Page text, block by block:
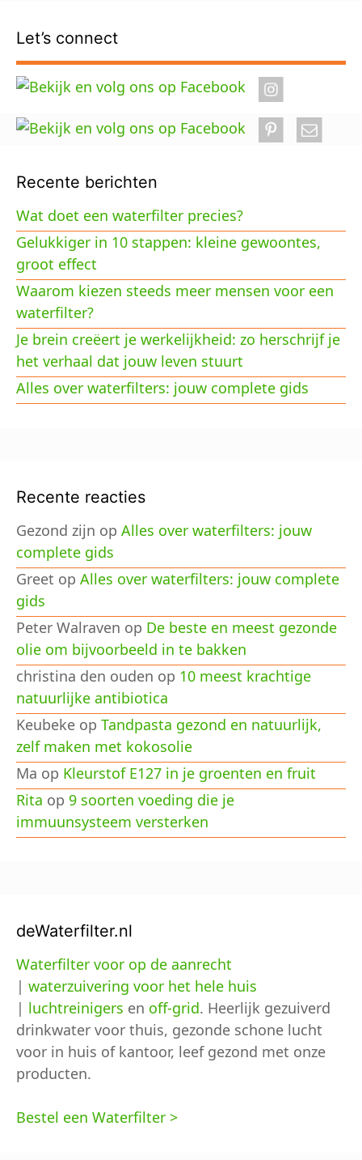
Let’s connect
Recente berichten
Wat doet een waterfilter precies?
Gelukkiger in 10 stappen: kleine gewoontes,
groot effect
Waarom kiezen steeds meer mensen voor een
waterfilter?
Je brein creëert je werkelijkheid: zo herschrijf je
het verhaal dat jouw leven stuurt
Alles over waterfilters: jouw complete gids
Recente reacties
Gezond zijn op Alles over waterfilters: jouw
complete gids
Greet op Alles over waterfilters: jouw complete
gids
Peter Walraven op De beste en meest gezonde
olie om bijvoorbeeld in te bakken
christina den ouden op 10 meest krachtige
natuurlijke antibiotica
Keubeke op Tandpasta gezond en natuurlijk,
zelf maken met kokosolie
Ma op Kleurstof E127 in je groenten en fruit
Rita op 9 soorten voeding die je
immuunsysteem versterken
deWaterfilter.nl
Waterfilter voor op de aanrecht
| waterzuivering voor het hele huis
| luchtreinigers en off-grid. Heerlijk gezuiverd
drinkwater voor thuis, gezonde schone lucht
voor in huis of kantoor, leef gezond met onze
producten.
Bestel een Waterfilter >